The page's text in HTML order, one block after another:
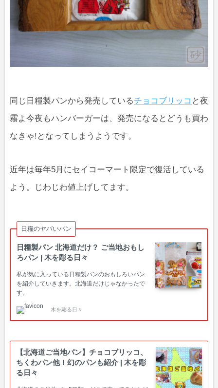
同じ日糧製パンから発売しているチョコブリッコ と夜
霧よ今夜もハンバーガーは、発売になるとどうも買わ
なきゃ!となってしまうようです。
近年は毎年5月にセイコーマート限定で復活している
よう。じわじわ値上げしてます。
日糧のヤバいパン
日糧製パン 北海道だけ？ ご当地おもし
ろパン | 木を彫る日々
私が気に入っている日糧製パンのおもしろいパン
を紹介していきます。北海道だけじゃなかったで
す。
木を彫る日々
【北海道ご当地パン】チョコブリッコ、
ちくわパン他！幻のパンも紹介 | 木を彫
る日々